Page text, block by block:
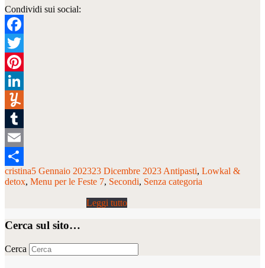
Condividi sui social:
Facebook
Twitter
Pinterest
LinkedIn
Yummly
Tumblr
Email
Condividi
cristina5 Gennaio 202323 Dicembre 2023 Antipasti Lowkal &
detox Menu per le Feste 7 Secondi Senza categoria
Cerca sul sito…
Cerca